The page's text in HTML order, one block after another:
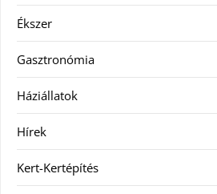
Ékszer
Gasztronómia
Háziállatok
Hírek
Kert-Kertépítés